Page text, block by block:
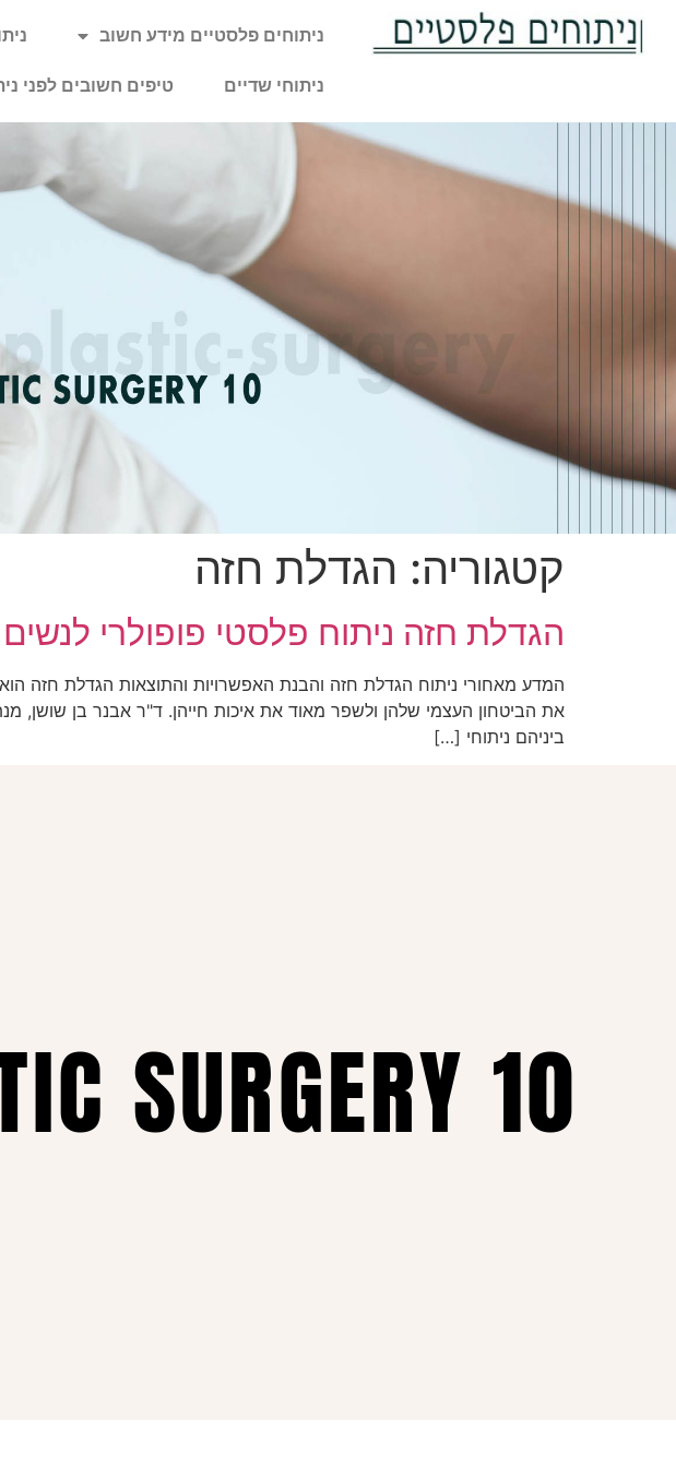
ניתוחים פלסטיים מידע חשוב
ניתוחי שדיים טיפים חשובים לפני
קטגוריה: הגדלת חזה
הגדלת חזה ניתוח פלסטי פופולרי לנשים
המדע מאחורי ניתוח הגדלת חזה והבנת האפשרויות והתוצאות הגדלת חזה
ביניהם ניתוחי […]
SURGERY 10